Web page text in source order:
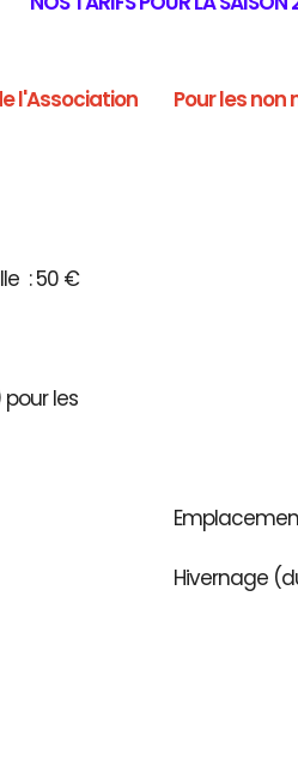
l'Association
: 50 €
les
Pour les
Hivernage